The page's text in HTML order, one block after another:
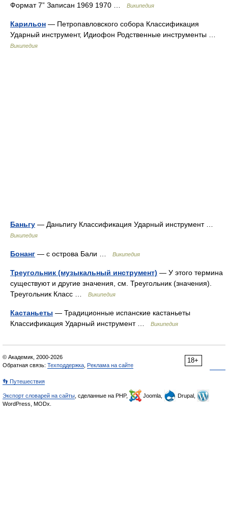
Формат 7” Записан 1969 1970 …
Википедия
Карильон — Петропавловского собора Классификация
Ударный инструмент, Идиофон Родственные инструменты …
Википедия
Баньгу — Даньпигу Классификация Ударный инструмент …
Википедия
Бонанг — с острова Бали … Википедия
Треугольник (музыкальный инструмент) — У этого термина
существуют и другие значения, см. Треугольник (значения).
Треугольник Класс …
Википедия
Кастаньеты — Традиционные испанские кастаньеты
Классификация Ударный инструмент …
Википедия
18+
© Академик, 2000-2026
Обратная связь: Техподдержка Реклама на сайте
👣 Путешествия
Экспорт словарей на сайты , сделанные на PHP, Joomla,
Drupal,
WordPress, MODx.